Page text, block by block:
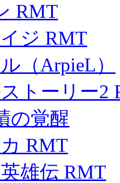
RMT
ジ RMT
（ArpieL）
トーリー2
の覚醒
RMT
雄伝 RMT